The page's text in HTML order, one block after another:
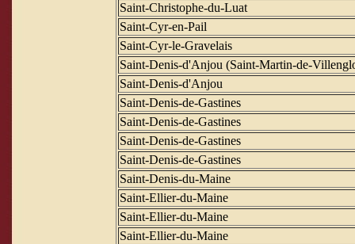
Saint-Christophe-du-Luat
Saint-Cyr-en-Pail
Saint-Cyr-le-Gravelais
Saint-Denis-d'Anjou (Saint-Martin-de-
Saint-Denis-d'Anjou
Saint-Denis-de-Gastines
Saint-Denis-de-Gastines
Saint-Denis-de-Gastines
Saint-Denis-de-Gastines
Saint-Denis-du-Maine
Saint-Ellier-du-Maine
Saint-Ellier-du-Maine
Saint-Ellier-du-Maine